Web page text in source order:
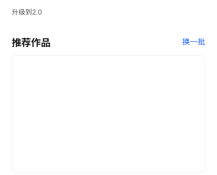
升级到2.0
推荐作品 换一批